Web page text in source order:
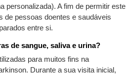
personalizada). A fim de permitir este
de pessoas doentes e saudáveis
entre si.
de sangue, saliva e urina?
para muitos fins na
Durante a sua visita inicial,